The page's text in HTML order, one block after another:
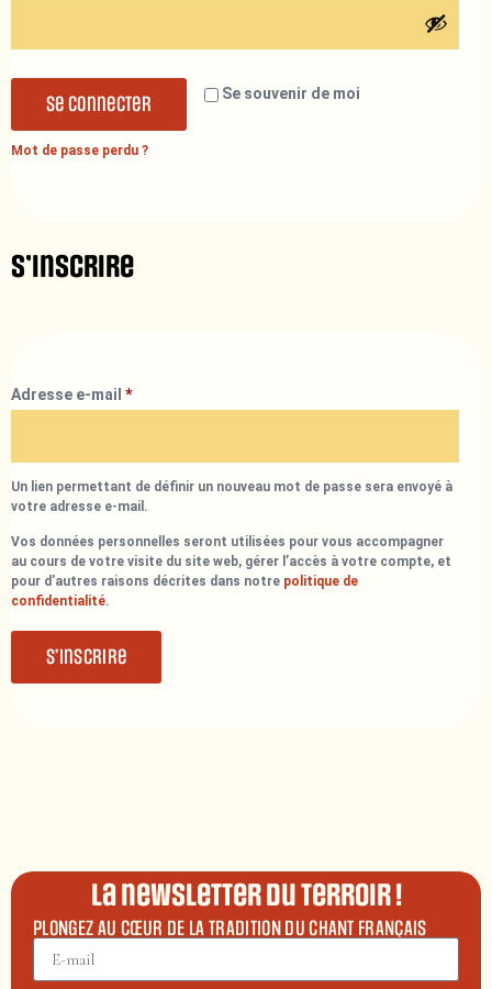
Se souvenir de moi
Se connecter
Mot de passe perdu ?
S’inscrire
Adresse e-mail *
Un lien permettant de définir un nouveau mot de passe sera envoyé à
votre adresse e-mail.
Vos données personnelles seront utilisées pour vous accompagner
au cours de votre visite du site web, gérer l’accès à votre compte, et
pour d’autres raisons décrites dans notre politique de
confidentialité.
S’inscrire
La newsletter du terroir !
PLONGEZ AU CŒUR DE LA TRADITION DU CHANT FRANÇAIS